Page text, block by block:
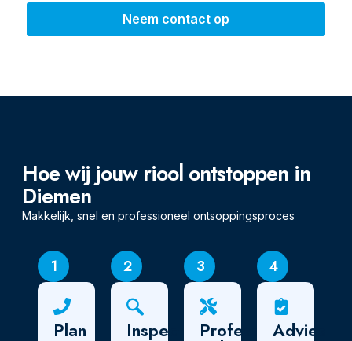
Neem contact op
Hoe wij jouw riool ontstoppen in
Diemen
Makkelijk, snel en professioneel ontsoppingsproces
1
Plan
2
Inspectie
3
Professionele
4
Advies